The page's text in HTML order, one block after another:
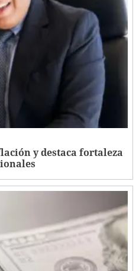
y destaca fortaleza